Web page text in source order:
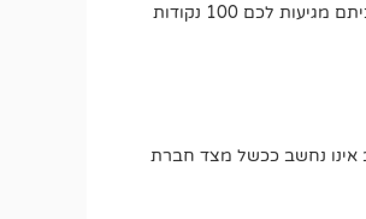
אם משלוח אמור להגיע בתוך עד 5 ימי עסקים, כבר בסיום היום הרביעי תוכלו לבקש את ההטבה הרטרואקטיבית. זאת אומרת שעל ארבעת הימים שחיכיתם מגיעות לכם 100 נקודות
אינו נחשב ככשל מצד חברת